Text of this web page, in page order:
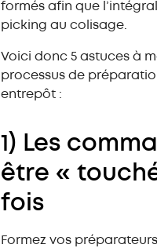
formés afin que
picking au colisage.
Voici donc 5 astuces à
processus de
entrepôt :
1) Les
être «
fois
Formez vos